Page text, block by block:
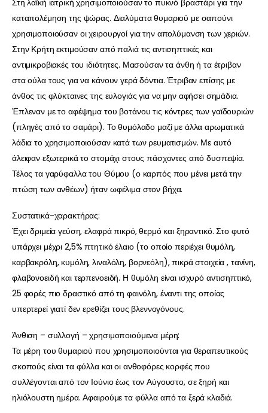
Στη λαϊκή ιατρική χρησιμοποιούσαν το πυκνό βραστάρι για την
καταπολέμηση της ψώρας. Διαλύματα θυμαριού με σαπούνι
χρησιμοποιούσαν οι χειρουργοί για την απολύμανση των χεριών.
Στην Κρήτη εκτιμούσαν από παλιά τις αντισηπτικές και
αντιμικροβιακές του ιδιότητες. Μασούσαν τα άνθη ή τα έτριβαν
στα ούλα τους για να κάνουν γερά δόντια. Έτριβαν επίσης με
άνθος τις φλύκταινες της ευλογιάς για να μην αφήσει σημάδια.
Έπλεναν με το αφέψημα του βοτάνου τις κόντρες των γαϊδουριών
(πληγές από το σαμάρι). Το θυμόλαδο μαζί με άλλα αρωματικά
λάδια το χρησιμοποιούσαν κατά των ρευματισμών. Με αυτό
άλειφαν εξωτερικά το στομάχι στους πάσχοντες από δυσπεψία.
Τέλος τα γαρύφαλλα του Θύμου (ο καρπός που μένει μετά την
πτώση των ανθέων) ήταν ωφέλιμα στον βήχα.
Συστατικά-χαρακτήρας:
Έχει δριμεία γεύση, ελαφρά πικρό, θερμό και ξηραντικό. Στο φυτό
υπάρχει μέχρι 2,5% πτητικό έλαιο (το οποίο περιέχει θυμόλη,
καρβακρόλη, κυμόλη, λιναλόλη, βορνεόλη), πικρά στοιχεία , τανίνη,
φλαβονοειδή και τερπενοειδή. Η θυμόλη είναι ισχυρό αντισηπτικό,
25 φορές πιο δραστικό από τη φαινόλη, έναντι της οποίας
υπερτερεί γιατί δεν ερεθίζει τους βλεννογόνους.
Άνθιση – συλλογή – χρησιμοποιούμενα μέρη:
Τα μέρη του θυμαριού που χρησιμοποιούνται για θεραπευτικούς
σκοπούς είναι τα φύλλα και οι ανθοφόρες κορφές που
συλλέγονται από τον Ιούνιο έως τον Αύγουστο, σε ξηρή και
ηλιόλουστη ημέρα. Αφαιρούμε τα φύλλα από τα ξερά κλαδιά.